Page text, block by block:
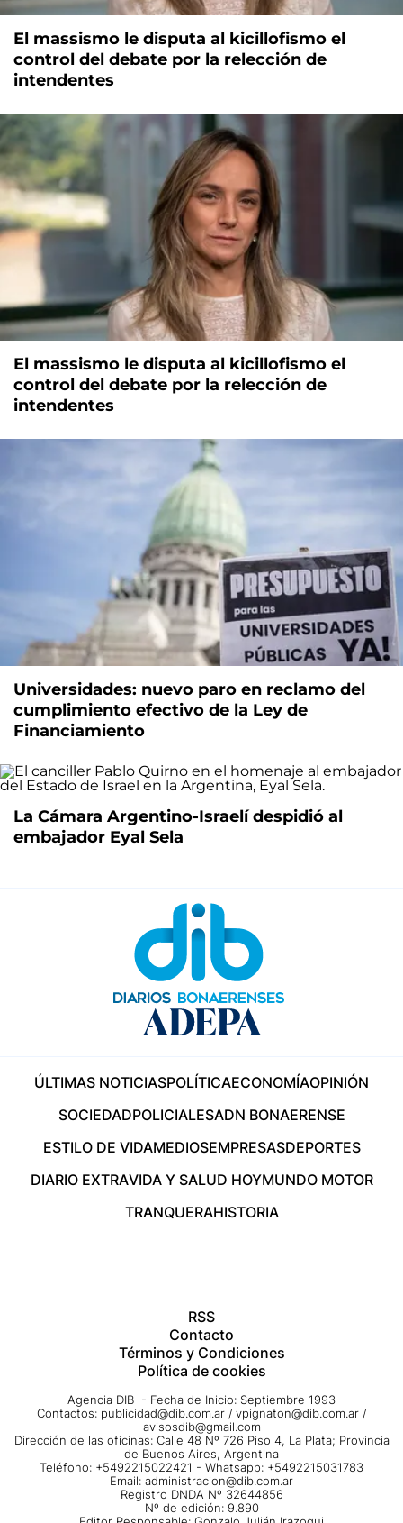
El massismo le disputa al kicillofismo el
control del debate por la relección de
intendentes
El massismo le disputa al kicillofismo el
control del debate por la relección de
intendentes
Universidades: nuevo paro en reclamo del
cumplimiento efectivo de la Ley de
Financiamiento
La Cámara Argentino-Israelí despidió al
embajador Eyal Sela
ÚLTIMAS NOTICIASPOLÍTICAECONOMÍAOPINIÓN
SOCIEDADPOLICIALESADN BONAERENSE
ESTILO DE VIDAMEDIOSEMPRESASDEPORTES
DIARIO EXTRAVIDA Y SALUD HOYMUNDO MOTOR
TRANQUERAHISTORIA
RSS
Contacto
Términos y Condiciones
Política de cookies
Agencia DIB - Fecha de Inicio: Septiembre 1993
Contactos: publicidad@dib.com.ar / vpignaton@dib.com.ar /
avisosdib@gmail.com
Dirección de las oficinas: Calle 48 Nº 726 Piso 4, La Plata; Provincia
de Buenos Aires, Argentina
Teléfono: +5492215022421 - Whatsapp: +5492215031783
Email: administracion@dib.com.ar
Registro DNDA Nº 32644856
Nº de edición: 9.890